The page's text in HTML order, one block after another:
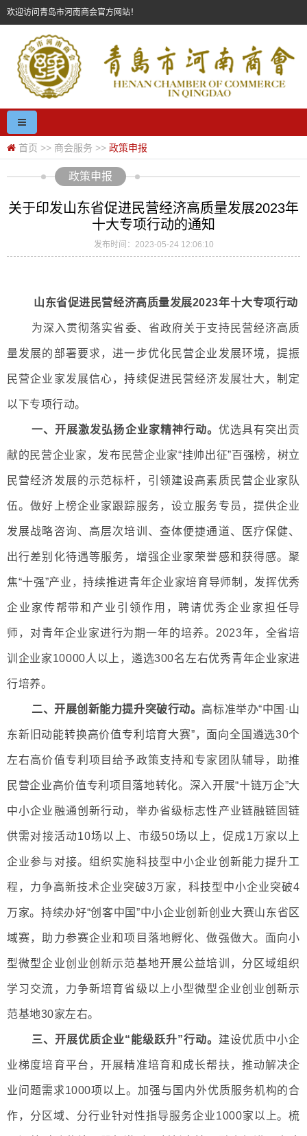
欢迎访问青岛市河南商会官方网站！
首页 >> 商会服务 >> 政策申报
政策申报
关于印发山东省促进民营经济高质量发展2023年
十大专项行动的通知
发布时间：2023-05-24 12:06:10
山东省促进民营经济高质量发展2023年十大专项行动
为深入贯彻落实省委、省政府关于支持民营经济高质
量发展的部署要求，进一步优化民营企业发展环境，提振
民营企业家发展信心，持续促进民营经济发展壮大，制定
以下专项行动。
一、开展激发弘扬企业家精神行动。优选具有突出贡
献的民营企业家，发布民营企业家“挂帅出征”百强榜，树立
民营经济发展的示范标杆，引领建设高素质民营企业家队
伍。做好上榜企业家跟踪服务，设立服务专员，提供企业
发展战略咨询、高层次培训、查体便捷通道、医疗保健、
出行差别化待遇等服务，增强企业家荣誉感和获得感。聚
焦“十强”产业，持续推进青年企业家培育导师制，发挥优秀
企业家传帮带和产业引领作用，聘请优秀企业家担任导
师，对青年企业家进行为期一年的培养。2023年，全省培
训企业家10000人以上，遴选300名左右优秀青年企业家进
行培养。
二、开展创新能力提升突破行动。 高标准举办“中国·山
东新旧动能转换高价值专利培育大赛”，面向全国遴选30个
左右高价值专利项目给予政策支持和专家团队辅导，助推
民营企业高价值专利项目落地转化。深入开展“十链万企”大
中小企业融通创新行动，举办省级标志性产业链融链固链
供需对接活动10场以上、市级50场以上，促成1万家以上
企业参与对接。组织实施科技型中小企业创新能力提升工
程，力争高新技术企业突破3万家，科技型中小企业突破4
万家。持续办好“创客中国”中小企业创新创业大赛山东省区
域赛，助力参赛企业和项目落地孵化、做强做大。面向小
型微型企业创业创新示范基地开展公益培训，分区域组织
学习交流，力争新培育省级以上小型微型企业创业创新示
范基地30家左右。
三、开展优质企业“能级跃升”行动。 建设优质中小企
业梯度培育平台，开展精准培育和成长帮扶，推动解决企
业问题需求1000项以上。加强与国内外优质服务机构的合
作，分区域、分行业针对性指导服务企业1000家以上。梳